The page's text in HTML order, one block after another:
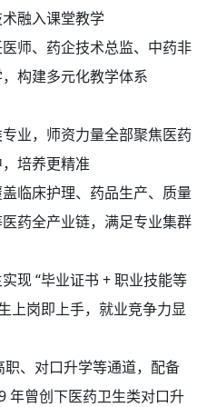
融入课堂教学
师、药企技术总监、中药非
构建多元化教学体系
业，师资力量全部聚焦医药
培养更精准
临床护理、药品生产、质量
药全产业链，满足专业集群
现 “毕业证书 + 职业技能等
上岗即上手，就业竞争力显
职、对口升学等通道，配备
年曾创下医药卫生类对口升